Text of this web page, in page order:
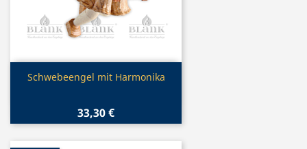
Vorschau
Schwebeengel mit Harmonika
33,30 €